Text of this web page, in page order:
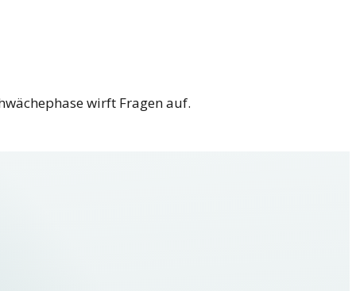
wirft Fragen auf.